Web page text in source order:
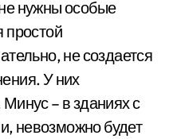
нужны особые
простой
не создается
У них
– в зданиях с
невозможно будет